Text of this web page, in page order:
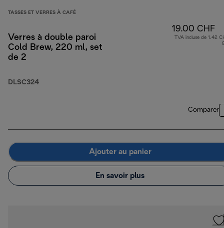
TASSES ET VERRES À CAFÉ
Verres à double paroi
Cold Brew, 220 ml, set
de 2
DLSC324
19.00 CHF
TVA incluse de 1.42
Comparer
Ajouter au panier
En savoir plus